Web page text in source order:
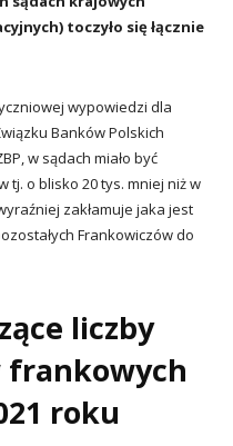
toczyło się łącznie
wypowiedzi dla
Banków Polskich
w sądach miało być
tj. o blisko 20 tys. mniej niż w
zakłamuje jaka jest
Frankowiczów do
liczby
frankowych
roku